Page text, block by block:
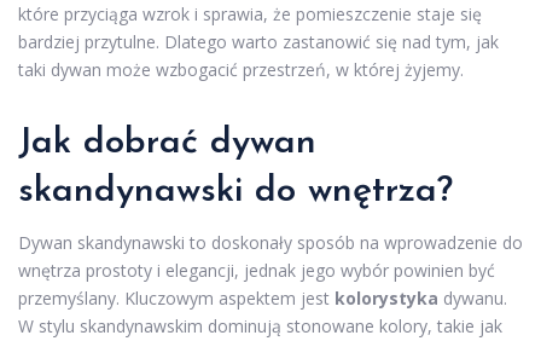
które przyciąga wzrok i sprawia, że pomieszczenie staje się
bardziej przytulne. Dlatego warto zastanowić się nad tym, jak
taki dywan może wzbogacić przestrzeń, w której żyjemy.
Jak dobrać dywan
skandynawski do wnętrza?
Dywan skandynawski to doskonały sposób na wprowadzenie do
wnętrza prostoty i elegancji, jednak jego wybór powinien być
przemyślany. Kluczowym aspektem jest kolorystyka dywanu.
W stylu skandynawskim dominują stonowane kolory, takie jak